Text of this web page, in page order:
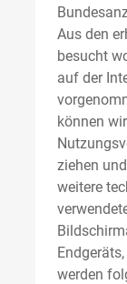
Aus den
besucht
auf der
können
ziehen
weitere
werden